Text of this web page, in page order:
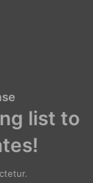
list to